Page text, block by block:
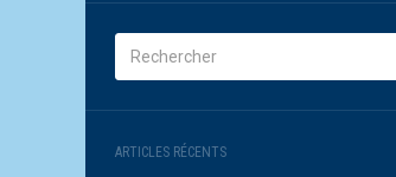
ARTICLES RÉCENTS